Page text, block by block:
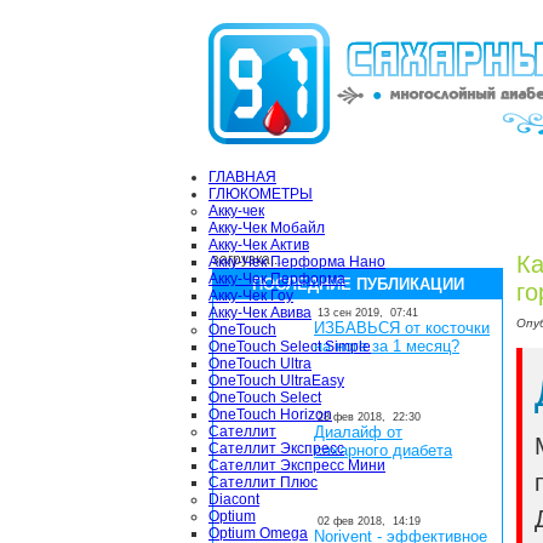
ГЛАВНАЯ
ГЛЮКОМЕТРЫ
Акку-чек
Акку-Чек Мобайл
Акку-Чек Актив
Акку-Чек Перформа Нано
Акку-Чек Перформа
Акку-Чек Гоу
Акку-Чек Авива
OneTouch
OneTouch Select Simple
OneTouch Ultra
OneTouch UltraEasy
OneTouch Select
OneTouch Horizon
Сателлит
Сателлит Экспресс
Сателлит Экспресс Мини
Сателлит Плюс
Diacont
Optium
Optium Omega
загрузка...
ПОСЛЕДНИЕ ПУБЛИКАЦИИ
13 сен 2019, 07:41
ИЗБАВЬСЯ от косточки
на ноге за 1 месяц?
28 фев 2018, 22:30
Диалайф от
сахарного диабета
02 фев 2018, 14:19
Norivent - эффективное